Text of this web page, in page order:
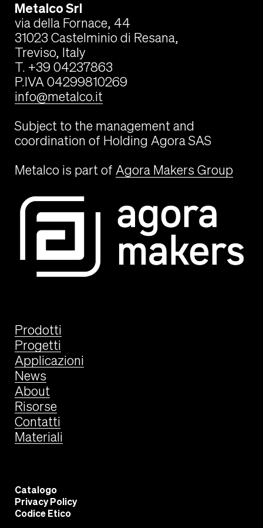
Metalco Srl
via della Fornace, 44
31023 Castelminio di Resana,
Treviso, Italy
T. +39 04237863
P.IVA 04299810269
info@metalco.it
Subject to the management and
coordination of Holding Agora SAS
Metalco is part of Agora Makers Group
Prodotti
Progetti
Applicazioni
News
About
Risorse
Contatti
Materiali
Catalogo
Privacy Policy
Codice Etico